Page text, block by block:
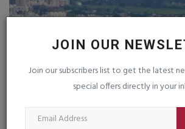
JOIN OUR
Join our subscribers list to get the latest
special offers directly in your